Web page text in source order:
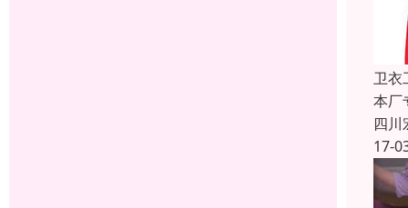
卫衣
本厂
四川
17-